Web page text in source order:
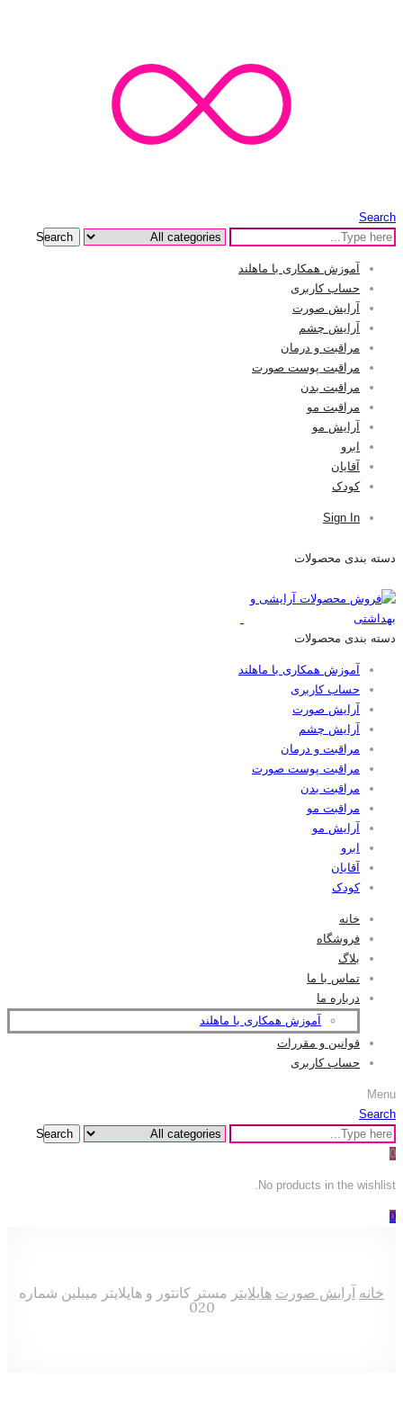
Search
Search
آموزش همکاری با ماهلند
حساب کاربری
آرایش صورت
آرایش چشم
مراقبت و درمان
مراقبت پوست صورت
مراقبت بدن
مراقبت مو
آرایش مو
ابرو
آقایان
کودک
Sign In
دسته بندی محصولات
دسته بندی محصولات
آموزش همکاری با ماهلند
حساب کاربری
آرایش صورت
آرایش چشم
مراقبت و درمان
مراقبت پوست صورت
مراقبت بدن
مراقبت مو
آرایش مو
ابرو
آقایان
کودک
خانه
فروشگاه
بلاگ
تماس با ما
درباره ما
آموزش همکاری با ماهلند
قوانین و مقررات
حساب کاربری
Menu
Search
Search
0
No products in the wishlist.
0
خانه آرایش صورت هایلایتر مستر کانتور و هایلایتر میبلین شماره
020